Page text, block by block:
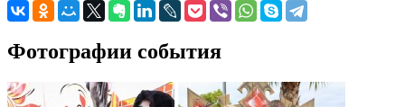
Фотографии события